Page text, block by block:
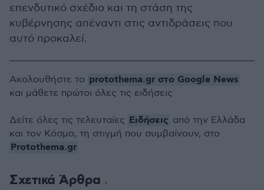
επενδυτικό σχέδιο και τη στάση της
κυβέρνησης απέναντι στις αντιδράσεις που
αυτό προκαλεί.
Σχετικά Άρθρα
Ακολουθήστε το protothema.gr στο Google News
και μάθετε πρώτοι όλες τις ειδήσεις
Δείτε όλες τις τελευταίες Ειδήσεις από την Ελλάδα
και τον Κόσμο, τη στιγμή που συμβαίνουν, στο
Protothema.gr